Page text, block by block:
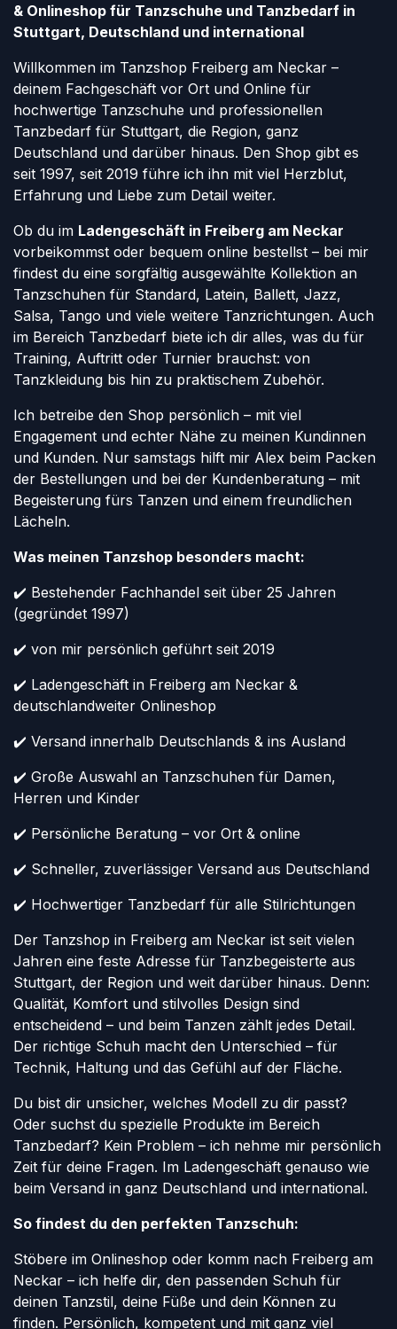
& Onlineshop für Tanzschuhe und Tanzbedarf in
Stuttgart, Deutschland und international
Willkommen im Tanzshop Freiberg am Neckar –
deinem Fachgeschäft vor Ort und Online für
hochwertige Tanzschuhe und professionellen
Tanzbedarf für Stuttgart, die Region, ganz
Deutschland und darüber hinaus. Den Shop gibt es
seit 1997, seit 2019 führe ich ihn mit viel Herzblut,
Erfahrung und Liebe zum Detail weiter.
Ob du im Ladengeschäft in Freiberg am Neckar
vorbeikommst oder bequem online bestellst – bei mir
findest du eine sorgfältig ausgewählte Kollektion an
Tanzschuhen für Standard, Latein, Ballett, Jazz,
Salsa, Tango und viele weitere Tanzrichtungen. Auch
im Bereich Tanzbedarf biete ich dir alles, was du für
Training, Auftritt oder Turnier brauchst: von
Tanzkleidung bis hin zu praktischem Zubehör.
Ich betreibe den Shop persönlich – mit viel
Engagement und echter Nähe zu meinen Kundinnen
und Kunden. Nur samstags hilft mir Alex beim Packen
der Bestellungen und bei der Kundenberatung – mit
Begeisterung fürs Tanzen und einem freundlichen
Lächeln.
Was meinen Tanzshop besonders macht:
✔️ Bestehender Fachhandel seit über 25 Jahren
(gegründet 1997)
✔️ von mir persönlich geführt seit 2019
✔️ Ladengeschäft in Freiberg am Neckar &
deutschlandweiter Onlineshop
✔️ Versand innerhalb Deutschlands & ins Ausland
✔️ Große Auswahl an Tanzschuhen für Damen,
Herren und Kinder
✔️ Persönliche Beratung – vor Ort & online
✔️ Schneller, zuverlässiger Versand aus Deutschland
✔️ Hochwertiger Tanzbedarf für alle Stilrichtungen
Der Tanzshop in Freiberg am Neckar ist seit vielen
Jahren eine feste Adresse für Tanzbegeisterte aus
Stuttgart, der Region und weit darüber hinaus. Denn:
Qualität, Komfort und stilvolles Design sind
entscheidend – und beim Tanzen zählt jedes Detail.
Der richtige Schuh macht den Unterschied – für
Technik, Haltung und das Gefühl auf der Fläche.
Du bist dir unsicher, welches Modell zu dir passt?
Oder suchst du spezielle Produkte im Bereich
Tanzbedarf? Kein Problem – ich nehme mir persönlich
Zeit für deine Fragen. Im Ladengeschäft genauso wie
beim Versand in ganz Deutschland und international.
So findest du den perfekten Tanzschuh:
Stöbere im Onlineshop oder komm nach Freiberg am
Neckar – ich helfe dir, den passenden Schuh für
deinen Tanzstil, deine Füße und dein Können zu
finden. Persönlich, kompetent und mit ganz viel